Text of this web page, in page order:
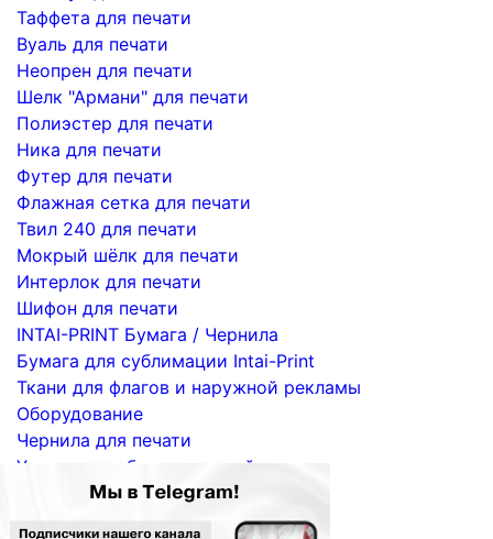
Таффета для печати
Вуаль для печати
Неопрен для печати
Шелк "Армани" для печати
Полиэстер для печати
Ника для печати
Футер для печати
Флажная сетка для печати
Твил 240 для печати
Мокрый шёлк для печати
Интерлок для печати
Шифон для печати
INTAI-PRINT Бумага / Чернила
Бумага для сублимации Intai-Print
Ткани для флагов и наружной рекламы
Оборудование
Чернила для печати
Услуги по сублимационной печати